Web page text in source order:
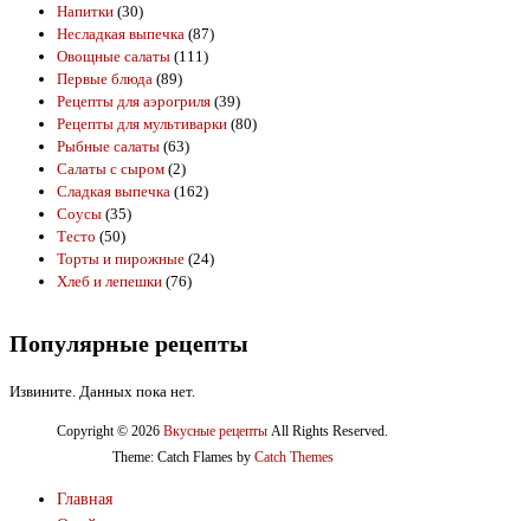
Напитки (30)
Несладкая выпечка (87)
Овощные салаты (111)
Первые блюда (89)
Рецепты для аэрогриля (39)
Рецепты для мультиварки (80)
Рыбные салаты (63)
Салаты с сыром (2)
Сладкая выпечка (162)
Соусы (35)
Тесто (50)
Торты и пирожные (24)
Хлеб и лепешки (76)
Популярные рецепты
Извините. Данных пока нет.
Copyright © 2026 Вкусные рецепты All Rights Reserved.
Theme: Catch Flames by Catch Themes
Главная